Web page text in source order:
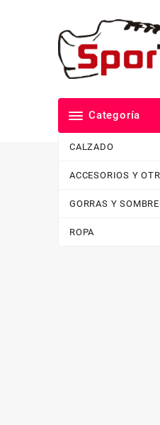
Categoría
CALZADO
ACCESORIOS Y
GORRAS Y
ROPA